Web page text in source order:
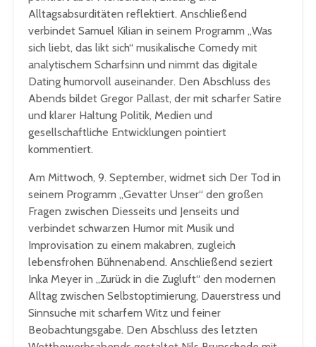
Alltagsabsurditäten reflektiert. Anschließend
verbindet Samuel Kilian in seinem Programm „Was
sich liebt, das likt sich“ musikalische Comedy mit
analytischem Scharfsinn und nimmt das digitale
Dating humorvoll auseinander. Den Abschluss des
Abends bildet Gregor Pallast, der mit scharfer Satire
und klarer Haltung Politik, Medien und
gesellschaftliche Entwicklungen pointiert
kommentiert.
Am Mittwoch, 9. September, widmet sich Der Tod in
seinem Programm „Gevatter Unser“ den großen
Fragen zwischen Diesseits und Jenseits und
verbindet schwarzen Humor mit Musik und
Improvisation zu einem makabren, zugleich
lebensfrohen Bühnenabend. Anschließend seziert
Inka Meyer in „Zurück in die Zugluft“ den modernen
Alltag zwischen Selbstoptimierung, Dauerstress und
Sinnsuche mit scharfem Witz und feiner
Beobachtungsgabe. Den Abschluss des letzten